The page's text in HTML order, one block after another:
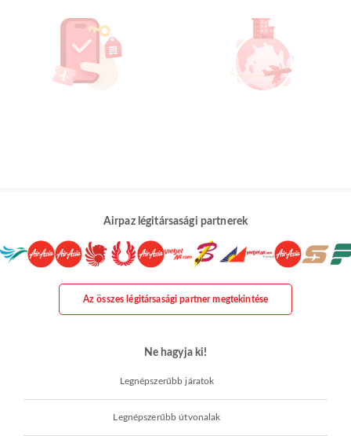
Airpaz légitársasági partnerek
Az összes légitársasági partner megtekintése
Ne hagyja ki!
Legnépszerűbb járatok
Legnépszerűbb útvonalak